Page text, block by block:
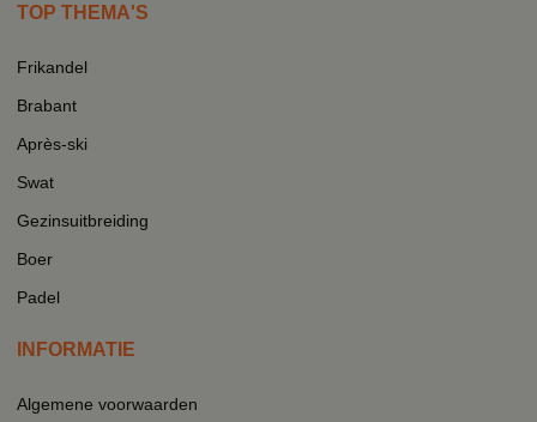
TOP THEMA'S
Frikandel
Brabant
Après-ski
Swat
Gezinsuitbreiding
Boer
Padel
INFORMATIE
Algemene voorwaarden